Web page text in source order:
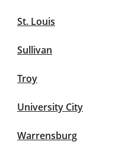
St. Louis
Sullivan
Troy
University City
Warrensburg